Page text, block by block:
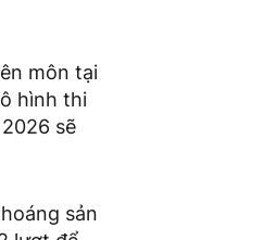
môn tại
hình thi
sẽ
sản